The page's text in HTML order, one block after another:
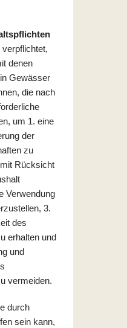
denen
Gewässer
die nach
um 1. eine
der
zu
Rücksicht
Verwendung
3.
des
erhalten und
und
vermeiden.
durch
sein kann,